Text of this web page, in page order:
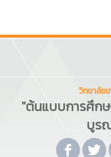
วิทยาลัยเ
"ต้นแบบการศึกษ
บูร